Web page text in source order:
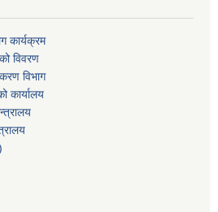
कार्यक्रम
विवरण
विभाग
कार्यालय